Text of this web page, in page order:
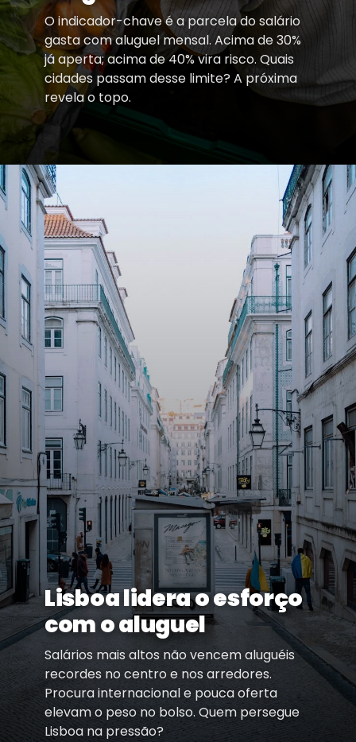
O indicador-chave é a parcela do salário
gasta com aluguel mensal. Acima de 30%
já aperta; acima de 40% vira risco. Quais
cidades passam desse limite? A próxima
revela o topo.
Lisboa lidera o esforço
com o aluguel
Salários mais altos não vencem aluguéis
recordes no centro e nos arredores.
Procura internacional e pouca oferta
elevam o peso no bolso. Quem persegue
Lisboa na pressão?